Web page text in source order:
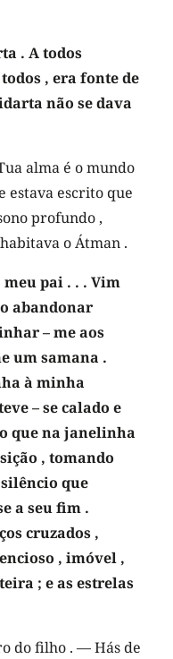
. A todos
, era fonte de
não se dava
alma é o mundo
estava escrito que
profundo ,
o Átman .
pai . . . Vim
abandonar
– me aos
um samana .
à minha
– se calado e
que na janelinha
, tomando
que
a seu fim .
cruzados ,
, imóvel ,
; e as estrelas
do filho . — Hás de